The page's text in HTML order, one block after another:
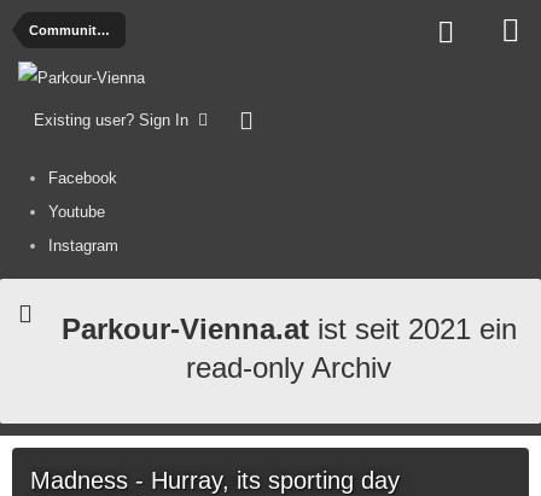
Community Calendar
Existing user? Sign In
Facebook
Youtube
Instagram
Parkour-Vienna.atist seit 2021 ein
read-only Archiv
Madness - Hurray, its sporting day